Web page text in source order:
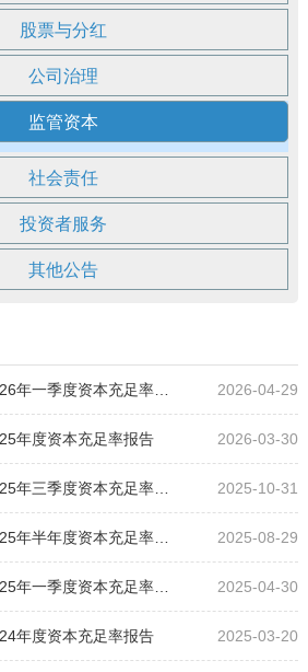
股票与分红
公司治理
监管资本
社会责任
投资者服务
其他公告
天津银行股份有限公司2026年一季度资本充足率报告 2026-04-29
年度资本充足率报告 2026-03-30
天津银行股份有限公司2025年三季度资本充足率报告 2025-10-31
天津银行股份有限公司2025年半年度资本充足率报告 2025-08-29
天津银行股份有限公司2025年一季度资本充足率报告 2025-04-30
年度资本充足率报告 2025-03-20